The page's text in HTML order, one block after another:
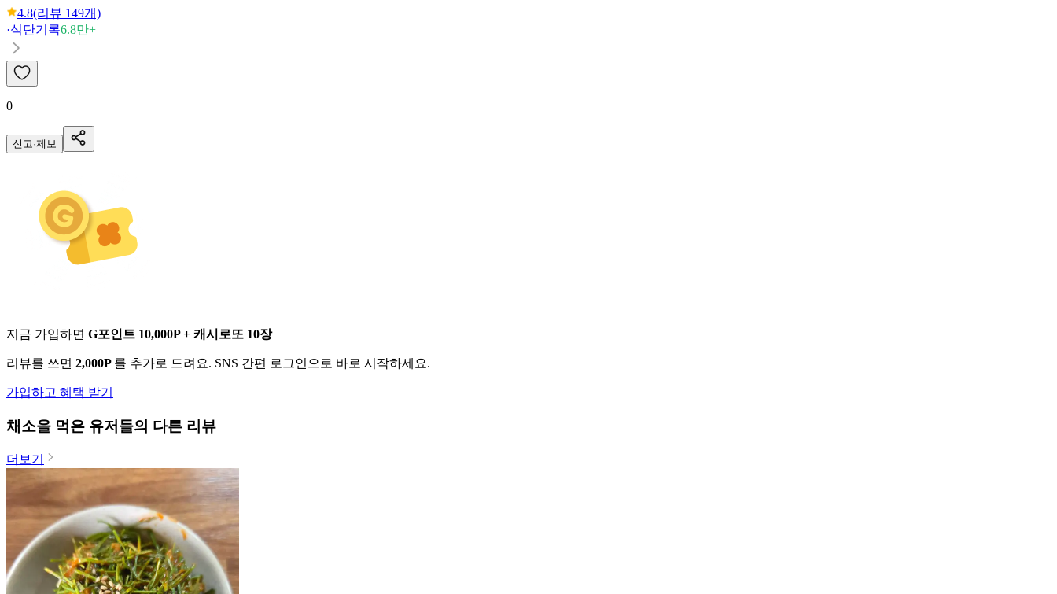
4.8(리뷰 149개)
·식단기록6.8만+
0
신고·제보
지금 가입하면 G포인트 10,000P + 캐시로또 10장
리뷰를 쓰면 2,000P 를 추가로 드려요. SNS 간편 로그인으로 바로 시작하세요.
가입하고 혜택 받기
채소을 먹은 유저들의 다른 리뷰
더보기